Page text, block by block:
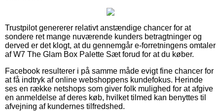
Trustpilot genererer relativt anstændige chancer for at
sondere ret mange nuværende kunders betragtninger og
derved er det klogt, at du gennemgår e-forretningens omtaler
af W7 The Glam Box Palette Sæt forud for at du køber.
Facebook resulterer i på samme måde evigt fine chancer for
at få indtryk af online webshoppens kundefokus. Herinde
ses en række netshops som giver folk mulighed for at afgive
en anmeldelse af deres køb, hvilket tilmed kan benyttes til
afvejning af kundernes tilfredshed.